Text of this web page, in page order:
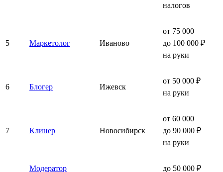
налогов
5 Маркетолог Иваново
от 75 000
до 100 000 ₽
на руки
6 Блогер Ижевск
от 50 000 ₽
на руки
7 Клинер Новосибирск
от 60 000
до 90 000 ₽
на руки
Модератор до 50 000 ₽